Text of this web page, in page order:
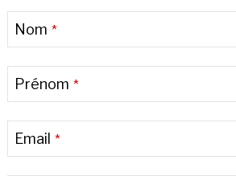
Nom *
Prénom *
Email *